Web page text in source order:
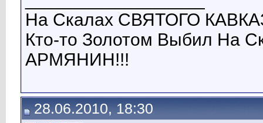
На Скалах СВЯТОГО
Кто-то Золотом Выбил На
АРМЯНИН!!!
28.06.2010, 18:30